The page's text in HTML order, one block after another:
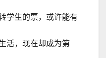
学生的票，或许能有
活，现在却成为第